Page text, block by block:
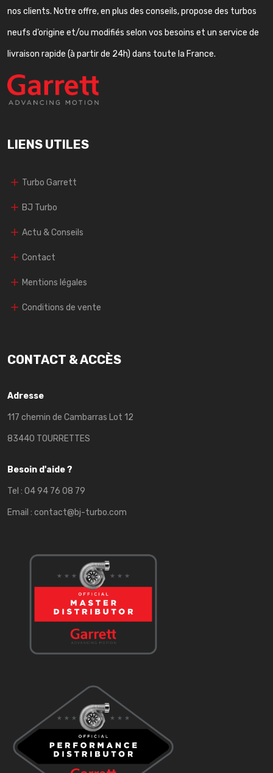
nos clients. Notre offre, en plus des conseils, propose des turbos
neufs d’origine et/ou modifiés selon vos besoins et un service de
livraison rapide (à partir de 24h) dans toute la France.
LIENS UTILES
Turbo Garrett
BJ Turbo
Actu & Conseils
Contact
Mentions légales
Conditions de vente
CONTACT & ACCÈS
Adresse
117 chemin de Cambarras Lot 12
83440 TOURRETTES
Besoin d'aide ?
Tel : 04 94 76 08 79
Email : contact@bj-turbo.com